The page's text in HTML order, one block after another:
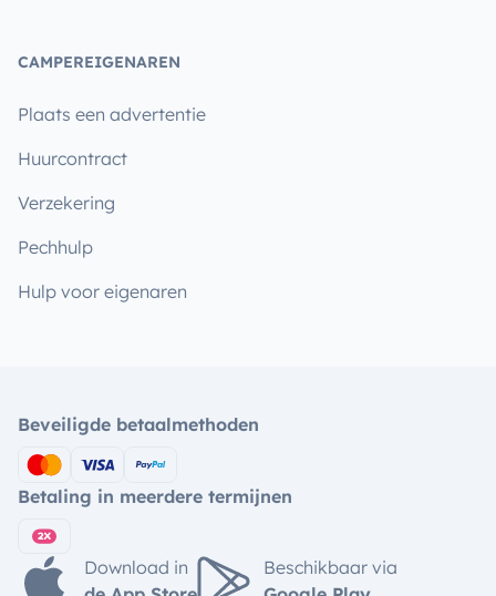
CAMPEREIGENAREN
Plaats een advertentie
Huurcontract
Verzekering
Pechhulp
Hulp voor eigenaren
Beveiligde betaalmethoden
Betaling in meerdere termijnen
Download in
Beschikbaar via